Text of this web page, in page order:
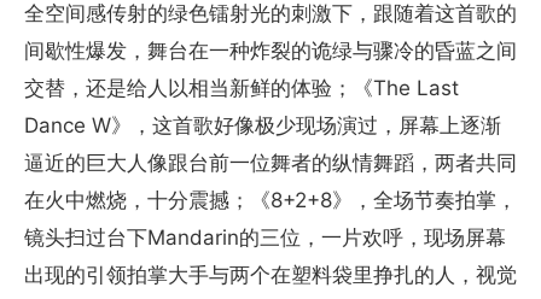
全空间感传射的绿色镭射光的刺激下，跟随着这首歌的
间歇性爆发，舞台在一种炸裂的诡绿与骤冷的昏蓝之间
交替，还是给人以相当新鲜的体验；《The Last
Dance W》，这首歌好像极少现场演过，屏幕上逐渐
逼近的巨大人像跟台前一位舞者的纵情舞蹈，两者共同
在火中燃烧，十分震撼；《8+2+8》，全场节奏拍掌，
镜头扫过台下Mandarin的三位，一片欢呼，现场屏幕
出现的引领拍掌大手与两个在塑料袋里挣扎的人，视觉